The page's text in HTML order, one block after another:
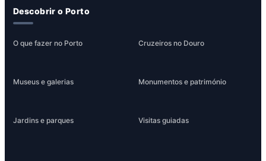
Descobrir o Porto
O que fazer no Porto Cruzeiros no Douro
Museus e galerias Monumentos e património
Jardins e parques Visitas guiadas